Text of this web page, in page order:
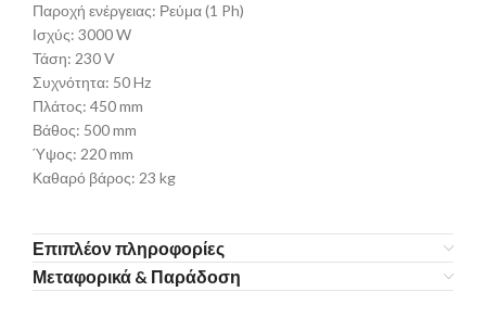
Παροχή ενέργειας: Ρεύμα (1 Ph)
Ισχύς: 3000 W
Τάση: 230 V
Συχνότητα: 50 Hz
Πλάτος: 450 mm
Βάθος: 500 mm
Ύψος: 220 mm
Καθαρό βάρος: 23 kg
Επιπλέον πληροφορίες
Μεταφορικά & Παράδοση